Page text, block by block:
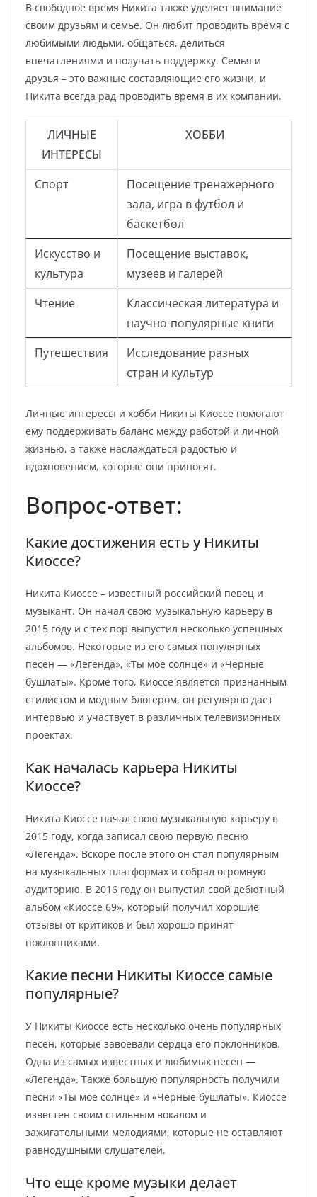
В свободное время Никита также уделяет внимание
своим друзьям и семье. Он любит проводить время с
любимыми людьми, общаться, делиться
впечатлениями и получать поддержку. Семья и
друзья – это важные составляющие его жизни, и
Никита всегда рад проводить время в их компании.
ЛИЧНЫЕ
ИНТЕРЕСЫ
ХОББИ
Спорт
Посещение тренажерного
зала, игра в футбол и
баскетбол
Искусство и
культура
Посещение выставок,
музеев и галерей
Чтение
Классическая литература и
научно-популярные книги
Путешествия
Исследование разных
стран и культур
Личные интересы и хобби Никиты Киоссе помогают
ему поддерживать баланс между работой и личной
жизнью, а также наслаждаться радостью и
вдохновением, которые они приносят.
Вопрос-ответ:
Какие достижения есть у Никиты
Киоссе?
Никита Киоссе – известный российский певец и
музыкант. Он начал свою музыкальную карьеру в
2015 году и с тех пор выпустил несколько успешных
альбомов. Некоторые из его самых популярных
песен — «Легенда», «Ты мое солнце» и «Черные
бушлаты». Кроме того, Киоссе является признанным
стилистом и модным блогером, он регулярно дает
интервью и участвует в различных телевизионных
проектах.
Как началась карьера Никиты
Киоссе?
Никита Киоссе начал свою музыкальную карьеру в
2015 году, когда записал свою первую песню
«Легенда». Вскоре после этого он стал популярным
на музыкальных платформах и собрал огромную
аудиторию. В 2016 году он выпустил свой дебютный
альбом «Киоссе 69», который получил хорошие
отзывы от критиков и был хорошо принят
поклонниками.
Какие песни Никиты Киоссе самые
популярные?
У Никиты Киоссе есть несколько очень популярных
песен, которые завоевали сердца его поклонников.
Одна из самых известных и любимых песен —
«Легенда». Также большую популярность получили
песни «Ты мое солнце» и «Черные бушлаты». Киоссе
известен своим стильным вокалом и
зажигательными мелодиями, которые не оставляют
равнодушными слушателей.
Что еще кроме музыки делает